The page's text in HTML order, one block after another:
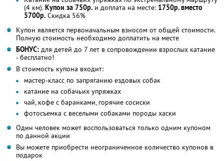
(4 км).Купон за 750р. и доплата на месте: 1750р. вместо
5700р. Скидка 56%
Купон является первоначальным взносом от общей стоимости.
Полную стоимость необходимо доплатить на месте
БОНУС: для детей до 7 лет в сопровождении взрослых катание
- бесплатно!
В стоимость купона входит:
мастер-класс по запряганию ездовых собак
катание на собачьих упряжках
чай, кофе с баранками, горячие сосиски
фотосъемка с веселыми собаками породы хаски
Один человек может воспользоваться только одним купоном
по данной акции
Вы можете приобрести неограниченное количество купонов в
подарок